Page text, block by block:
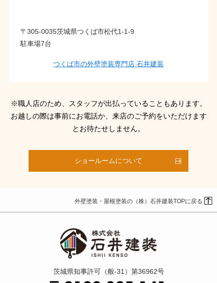
〒305-0035茨城県つくば市松代1-1-9
駐車場7台
つくば市の外壁塗装専門店 石井建装
※職人店のため、スタッフが出払っていることもあります。
お越しの際は事前にお電話か、来店のご予約をいただけます
とお待たせしません。
ショールームについて
外壁塗装・屋根塗装の（株）石井建装TOPに戻る
茨城県知事許可（般-31）第36962号